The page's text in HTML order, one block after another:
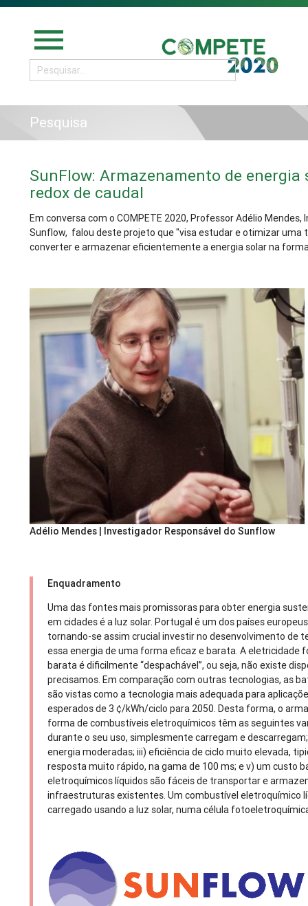
menu
Pesquisa
SunFlow: Armazenamento de
redox de caudal
Em conversa com o COMPETE 2020, Professor Adélio
Sunflow, falou deste projeto que "visa estudar e otimizar uma
converter e armazenar eficientemente a energia solar na
Adélio Mendes | Investigador Responsável do Sunflow
Enquadramento
Uma das fontes mais promissoras para obter energia
em cidades é a luz solar. Portugal é um dos países
tornando-se assim crucial investir no desenvolvimento de
essa energia de uma forma eficaz e barata. A eletricidade
barata é dificilmente “despachável”, ou seja, não existe
precisamos. Em comparação com outras tecnologias, as
são vistas como a tecnologia mais adequada para
esperados de 3 ¢/kWh/ciclo para 2050. Desta forma, o
forma de combustíveis eletroquímicos têm as seguintes
durante o seu uso, simplesmente carregam e
energia moderadas; iii) eficiência de ciclo muito elevada,
resposta muito rápido, na gama de 100 ms; e v) um custo
eletroquímicos líquidos são fáceis de transportar e
infraestruturas existentes. Um combustível eletroquímico
carregado usando a luz solar, numa célula